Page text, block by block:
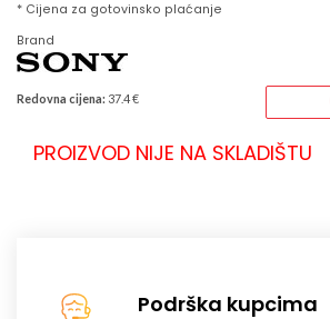
* Cijena za gotovinsko plaćanje
Brand
Redovna cijena: 37.4 €
PROIZVOD NIJE NA SKLADIŠTU
Podrška kupcima